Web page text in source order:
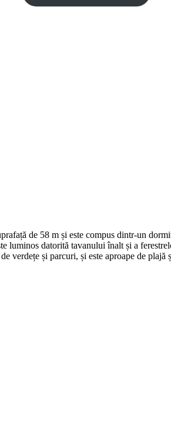
de 58 m și este compus dintr-un
luminos datorită tavanului înalt și a
verdețe și parcuri, și este aproape de plajă